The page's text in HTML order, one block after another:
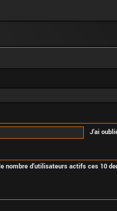
J’ai
nombre d’utilisateurs actifs ces 10